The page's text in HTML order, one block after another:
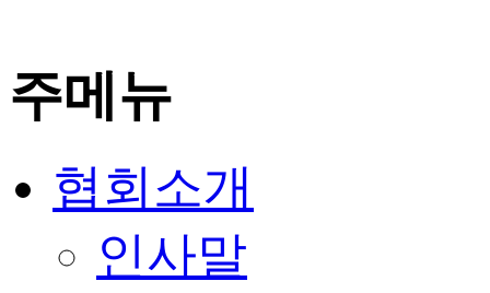
주메뉴
협회소개
인사말